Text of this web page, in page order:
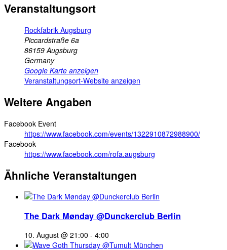
Veranstaltungsort
Rockfabrik Augsburg
Piccardstraße 6a
86159 Augsburg
Germany
Google Karte anzeigen
Veranstaltungsort-Website anzeigen
Weitere Angaben
Facebook Event
https://www.facebook.com/events/1322910872988900/
Facebook
https://www.facebook.com/rofa.augsburg
Ähnliche Veranstaltungen
The Dark Mønday @Dunckerclub Berlin
10. August @ 21:00 - 4:00